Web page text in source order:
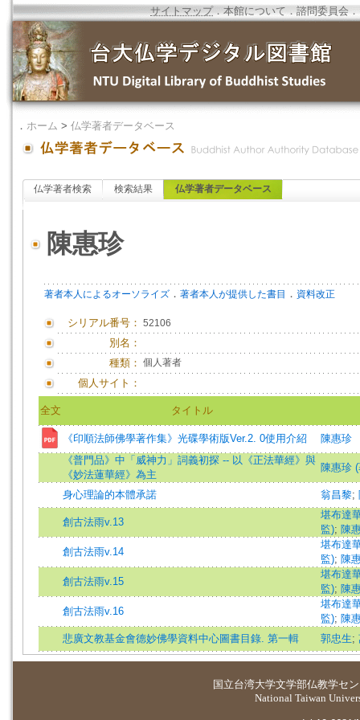
サイトマップ．本館について ．諮問委員会 ．
． ホーム > 仏学著者データベース
仏学著者検索 検索結果 仏学著者データベース
陳惠珍
著者本人によるオーソライズ ． 著者本人が提供した書目 ． 資料改正
シリアル番号： 52106
別名：
種類： 個人著者
個人サイト：
全文 タイトル
《印順法師佛學著作集》光碟學術版Ver.2. 0使用介紹
陳惠珍
《普門品》中「威神力」詞義初探 -- 以《正法華經》與
《妙法蓮華經》為主
陳惠珍
身心理論的本體承諾 翁昌黎;
創古法雨v.13
堪布達
監); 陳
創古法雨v.14
堪布達
監); 陳
創古法雨v.15
堪布達
監); 陳
創古法雨v.16
堪布達
監); 陳
悲廣文教基金會德妙佛學資料中心圖書目錄. 第一輯
郭忠生;
国立台湾大学文学部仏教学セ
National Taiwan